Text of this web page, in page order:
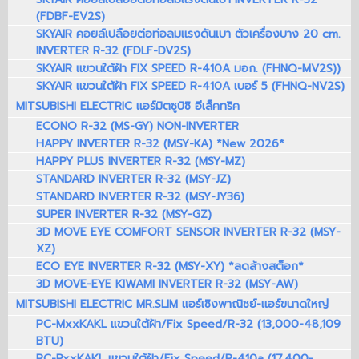
(FDBF-EV2S)
SKYAIR คอยล์เปลือยต่อท่อลมแรงดันเบา ตัวเครื่องบาง 20 cm.
INVERTER R-32 (FDLF-DV2S)
SKYAIR แขวนใต้ฝ้า FIX SPEED R-410A มอก. (FHNQ-MV2S))
SKYAIR แขวนใต้ฝ้า FIX SPEED R-410A เบอร์ 5 (FHNQ-NV2S)
MITSUBISHI ELECTRIC แอร์มิตซูบิชิ อีเล็คทริค
ECONO R-32 (MS-GY) NON-INVERTER
HAPPY INVERTER R-32 (MSY-KA) *New 2026*
HAPPY PLUS INVERTER R-32 (MSY-MZ)
STANDARD INVERTER R-32 (MSY-JZ)
STANDARD INVERTER R-32 (MSY-JY36)
SUPER INVERTER R-32 (MSY-GZ)
3D MOVE EYE COMFORT SENSOR INVERTER R-32 (MSY-
XZ)
ECO EYE INVERTER R-32 (MSY-XY) *ลดล้างสต็อก*
3D MOVE-EYE KIWAMI INVERTER R-32 (MSY-AW)
MITSUBISHI ELECTRIC MR.SLIM แอร์เชิงพาณิชย์-แอร์ขนาดใหญ่
PC-MxxKAKL แขวนใต้ฝ้า/Fix Speed/R-32 (13,000-48,109
BTU)